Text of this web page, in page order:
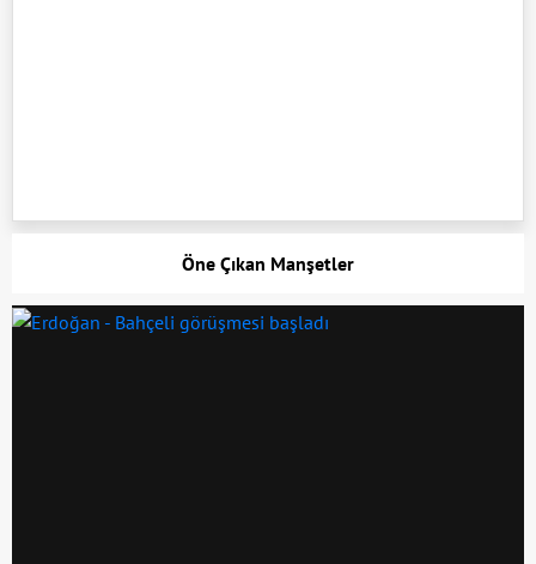
Öne Çıkan Manşetler